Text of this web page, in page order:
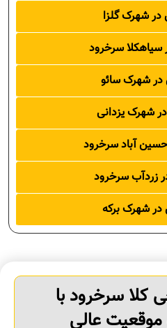
در شهرک گلزا
سیاهکلا سرخرود
در شهرک سائو
شهرک یزدانی
آباد سرخرود
زردآب سرخرود
در شهرک برکه
کلا سرخرود با
موقعیت عالی